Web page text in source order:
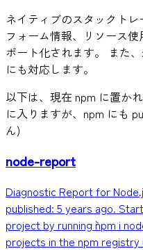
ネイティブのスタックト
フォーム情報、リソース
ポート化されます。 また
にも対応します。
以下は、現在 npm に置か
に入りますが、npm にも
ん)
node-report
Diagnostic Report for
published: 5 years ago.
project by running `npm i
projects in the npm